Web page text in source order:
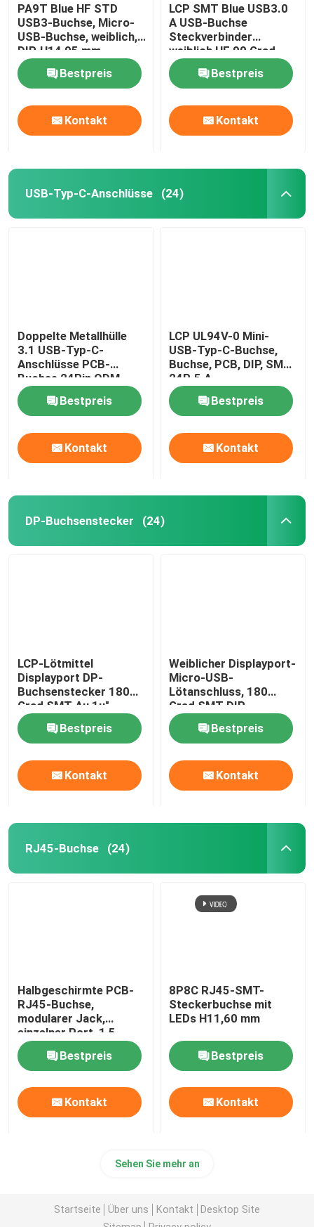
PA9T Blue HF STD
USB3-Buchse, Micro-
USB-Buchse, weiblich,
DIP, H14,95 mm
Bestpreis
Kontakt
LCP SMT Blue USB3.0
A USB-Buchse
Steckverbinder
weiblich HF 90 Grad
STD 9 Pins DIP
Bestpreis
Kontakt
USB-Typ-C-Anschlüsse (24)
Doppelte Metallhülle
3.1 USB-Typ-C-
Anschlüsse PCB-
Buchse 24Pin ODM
Bestpreis
Kontakt
LCP UL94V-0 Mini-
USB-Typ-C-Buchse,
Buchse, PCB, DIP, SMT,
24P, 5 A
Bestpreis
Kontakt
DP-Buchsenstecker (24)
LCP-Lötmittel
Displayport DP-
Buchsenstecker 180
Grad SMT Au 1u"
Bestpreis
Kontakt
Weiblicher Displayport-
Micro-USB-
Lötanschluss, 180
Grad SMT DIP
Bestpreis
Kontakt
RJ45-Buchse (24)
Halbgeschirmte PCB-
RJ45-Buchse,
modularer Jack,
einzelner Port, 1,5
Ampere
Bestpreis
Kontakt
8P8C RJ45-SMT-
Steckerbuchse mit
LEDs H11,60 mm
Bestpreis
Kontakt
Sehen Sie mehr an
Startseite Über uns Kontakt
Desktop Site